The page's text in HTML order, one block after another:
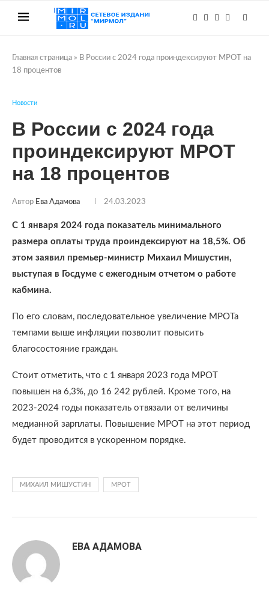
Главная страница » В России с 2024 года проиндексируют МРОТ на
18 процентов
Новости
В России с 2024 года
проиндексируют МРОТ
на 18 процентов
Автор Ева Адамова 24.03.2023
С 1 января 2024 года показатель минимального
размера оплаты труда проиндексируют на 18,5%. Об
этом заявил премьер-министр Михаил Мишустин,
выступая в Госдуме с ежегодным отчетом о работе
кабмина.
По его словам, последовательное увеличение МРОТа
темпами выше инфляции позволит повысить
благосостояние граждан.
Стоит отметить, что с 1 января 2023 года МРОТ
повышен на 6,3%, до 16 242 рублей. Кроме того, на
2023-2024 годы показатель отвязали от величины
медианной зарплаты. Повышение МРОТ на этот период
будет проводится в ускоренном порядке.
МИХАИЛ МИШУСТИН МРОТ
ЕВА АДАМОВА